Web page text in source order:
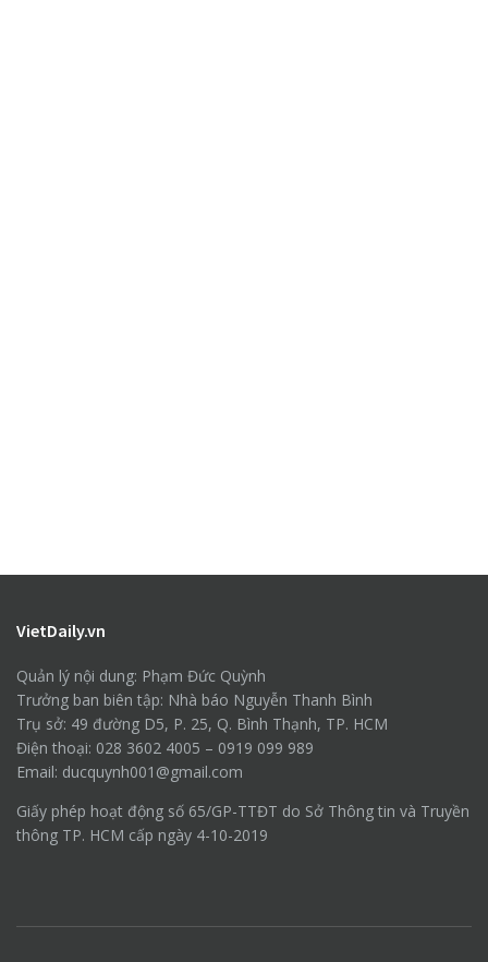
VietDaily.vn
Quản lý nội dung: Phạm Đức Quỳnh
Trưởng ban biên tập: Nhà báo Nguyễn Thanh Bình
Trụ sở: 49 đường D5, P. 25, Q. Bình Thạnh, TP. HCM
Điện thoại: 028 3602 4005 – 0919 099 989
Email: ducquynh001@gmail.com
Giấy phép hoạt động số 65/GP-TTĐT do Sở Thông tin và Truyền
thông TP. HCM cấp ngày 4-10-2019